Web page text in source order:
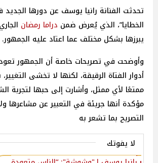
تحدثت الفنانة رانيا يوسف عن دورها
الخطايا”، الذي يُعرض ضمن دراما رمضان
يبرزها بشكل مختلف عما اعتاد عليه الجمهور.
وأوضحت في تصريحات خاصة أن الجمهور
أدوار الفتاة الرقيقة، لكنها لا تخشى
ممتعًا لأي ممثل، وأشارت إلى حبها لتجربة
مؤكدة أنها جريئة في التعبير عن مشاعرها
التصريح بما تشعر به
لا يفوتك